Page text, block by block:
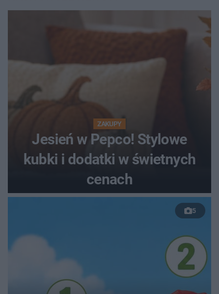
ZAKUPY
Jesień w Pepco! Stylowe
kubki i dodatki w świetnych
cenach
5